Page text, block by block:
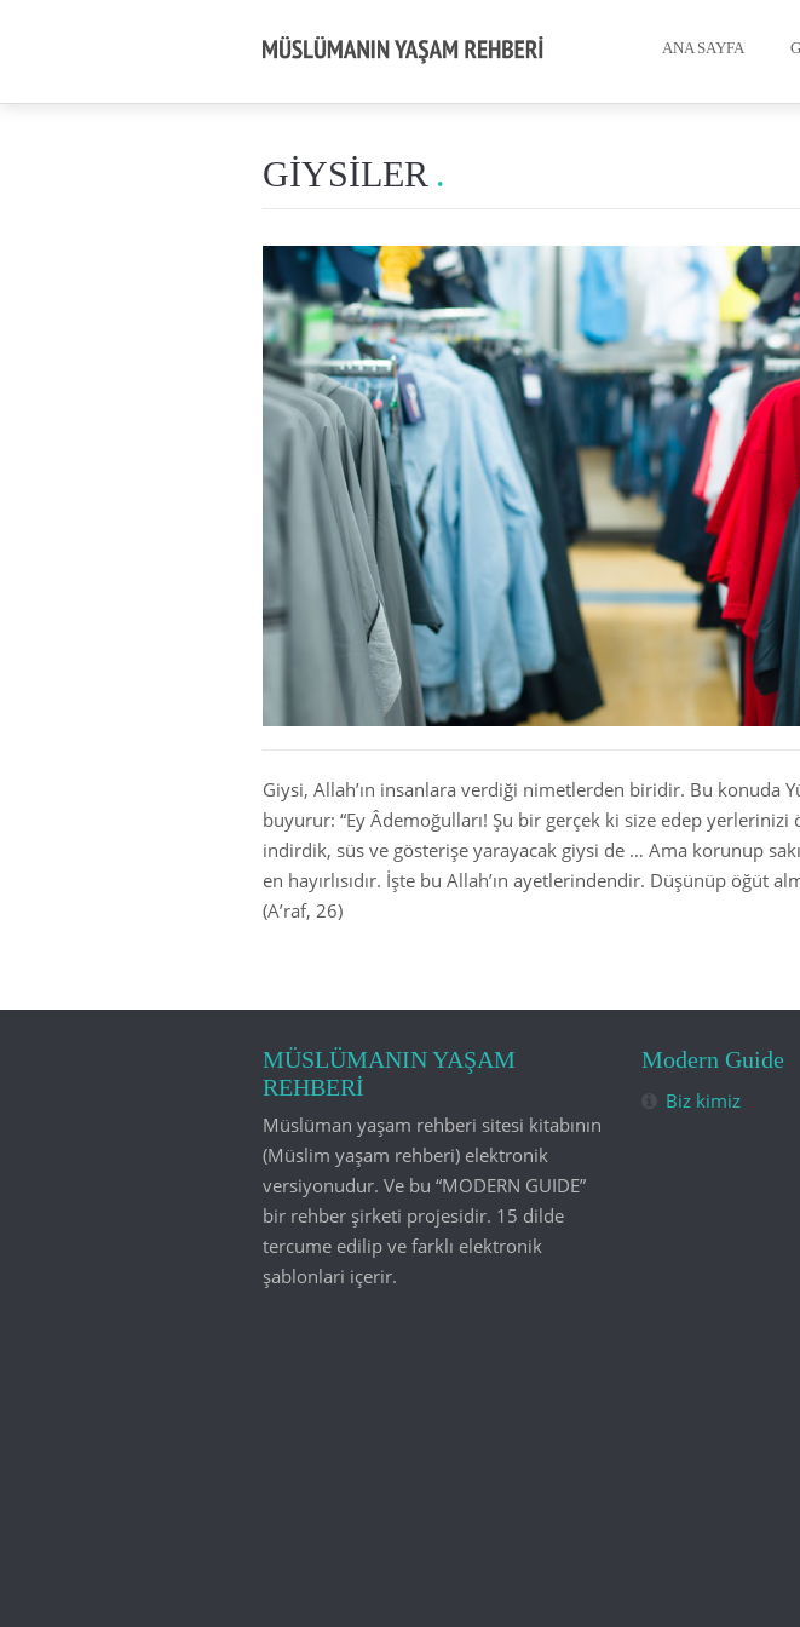
ANA SAYFA
GIYSILER
Giysi, Allah’ın insanlara verdiği nimetlerden biridir. Bu konuda
buyurur: “Ey Âdemoğulları! Şu bir gerçek ki size edep yerlerinizi
indirdik, süs ve gösterişe yarayacak giysi de … Ama korunup
en hayırlısıdır. İşte bu Allah’ın ayetlerindendir. Düşünüp öğüt
(A’raf, 26)
MÜSLÜMANIN YAŞAM
REHBERİ
Müslüman yaşam rehberi sitesi kitabının
(Müslim yaşam rehberi) elektronik
versiyonudur. Ve bu “MODERN GUIDE”
bir rehber şirketi projesidir. 15 dilde
tercume edilip ve farklı elektronik
şablonlari içerir.
Modern Guide
Biz kimiz